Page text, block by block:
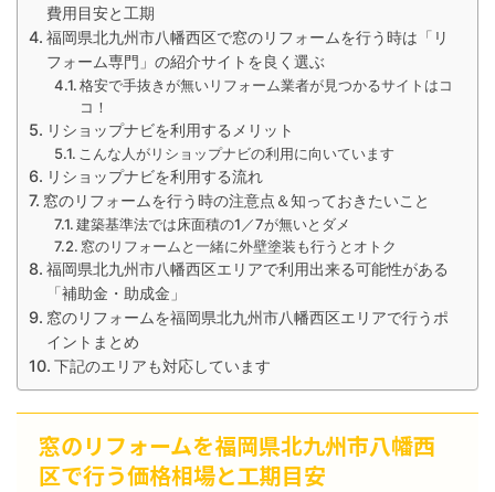
費用目安と工期
福岡県北九州市八幡西区で窓のリフォームを行う時は「リ
フォーム専門」の紹介サイトを良く選ぶ
格安で手抜きが無いリフォーム業者が見つかるサイトはコ
コ！
リショップナビを利用するメリット
こんな人がリショップナビの利用に向いています
リショップナビを利用する流れ
窓のリフォームを行う時の注意点＆知っておきたいこと
建築基準法では床面積の1／7が無いとダメ
窓のリフォームと一緒に外壁塗装も行うとオトク
福岡県北九州市八幡西区エリアで利用出来る可能性がある
「補助金・助成金」
窓のリフォームを福岡県北九州市八幡西区エリアで行うポ
イントまとめ
下記のエリアも対応しています
窓のリフォームを福岡県北九州市八幡西
区で行う価格相場と工期目安